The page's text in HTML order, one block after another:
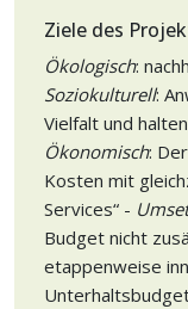
Ziele des
Ökologisch:
Soziokulturell:
Vielfalt und
Ökonomisch:
Kosten mit
Services“ -
Budget nicht
etappenweise